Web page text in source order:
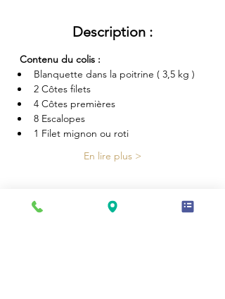
Description :
Contenu du colis :
Blanquette dans la poitrine ( 3,5 kg )
2 Côtes filets
4 Côtes premières
8 Escalopes
1 Filet mignon ou roti
En lire plus >